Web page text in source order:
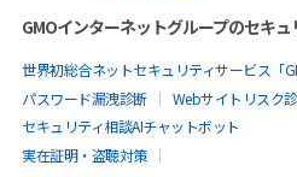
GMOインターネットグループのセキ
世界初総合ネットセキュリティサービス「
パスワード漏洩診断
Webサイトリスク
セキュリティ相談AIチャットボット
実在証明・盗聴対策